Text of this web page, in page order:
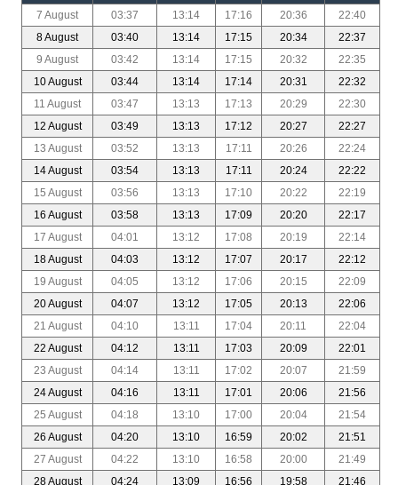
7 August
03:37 13:14 17:16 20:36
22:40
8 August
03:40 13:14 17:15 20:34
22:37
9 August
03:42 13:14 17:15 20:32
22:35
10 August
03:44 13:14 17:14 20:31
22:32
11 August
03:47 13:13 17:13 20:29
22:30
12 August
03:49 13:13 17:12 20:27
22:27
13 August
03:52 13:13 17:11 20:26
22:24
14 August
03:54 13:13 17:11 20:24
22:22
15 August
03:56 13:13 17:10 20:22
22:19
16 August
03:58 13:13 17:09 20:20
22:17
17 August
04:01 13:12 17:08 20:19
22:14
18 August
04:03 13:12 17:07 20:17
22:12
19 August
04:05 13:12 17:06 20:15
22:09
20 August
04:07 13:12 17:05 20:13
22:06
21 August
04:10 13:11 17:04 20:11
22:04
22 August
04:12 13:11 17:03 20:09
22:01
23 August
04:14 13:11 17:02 20:07
21:59
24 August
04:16 13:11 17:01 20:06
21:56
25 August
04:18 13:10 17:00 20:04
21:54
26 August
04:20 13:10 16:59 20:02
21:51
27 August
04:22 13:10 16:58 20:00
21:49
28 August
04:24 13:09 16:56 19:58 21:46